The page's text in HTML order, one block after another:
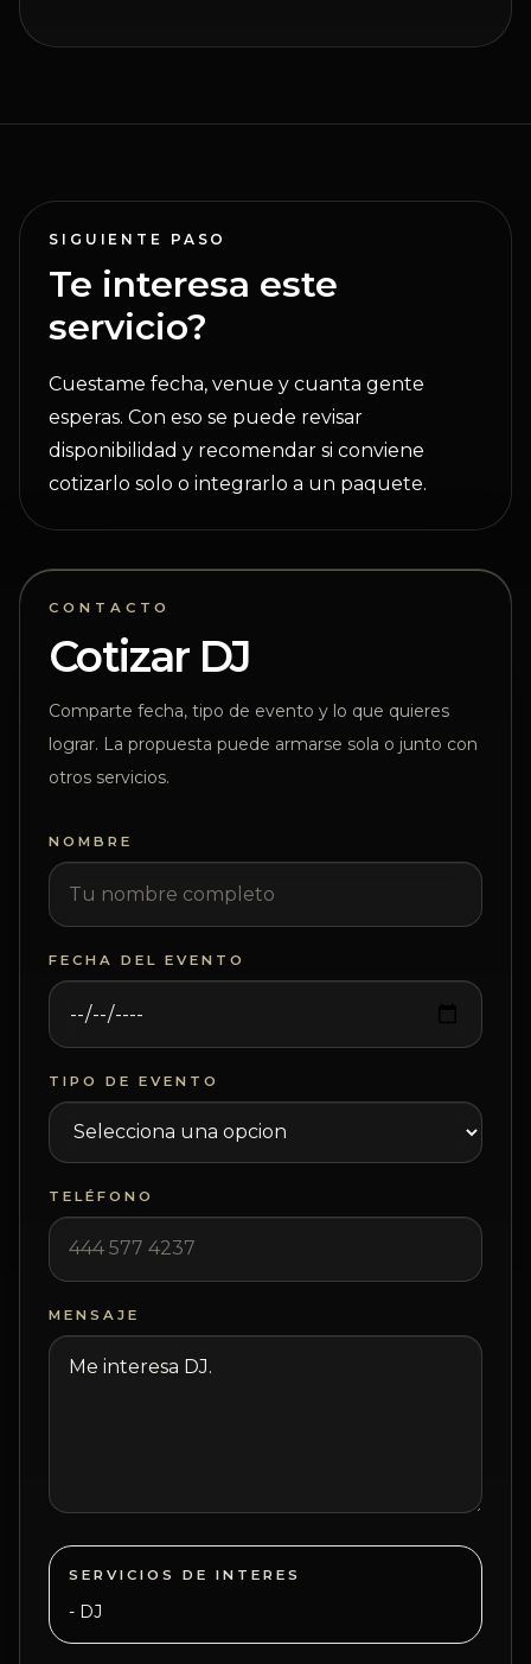
SIGUIENTE PASO
Te interesa este
servicio?
Cuestame fecha, venue y cuanta gente
esperas. Con eso se puede revisar
disponibilidad y recomendar si conviene
cotizarlo solo o integrarlo a un paquete.
CONTACTO
Cotizar DJ
Comparte fecha, tipo de evento y lo que quieres
lograr. La propuesta puede armarse sola o junto con
otros servicios.
NOMBRE
FECHA DEL EVENTO
TIPO DE EVENTO
TELÉFONO
MENSAJE
SERVICIOS DE INTERES
- DJ